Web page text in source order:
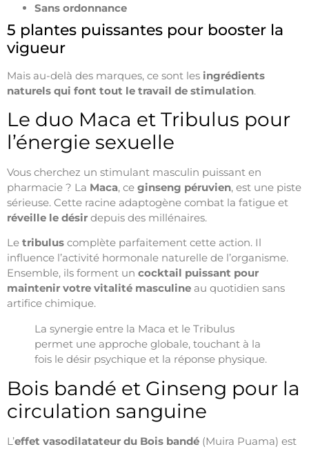
Sans ordonnance
5 plantes puissantes pour booster la
vigueur
Mais au-delà des marques, ce sont les ingrédients
naturels qui font tout le travail de stimulation.
Le duo Maca et Tribulus pour
l’énergie sexuelle
Vous cherchez un stimulant masculin puissant en
pharmacie ? La Maca, ce ginseng péruvien, est une piste
sérieuse. Cette racine adaptogène combat la fatigue et
réveille le désir depuis des millénaires.
Le tribulus complète parfaitement cette action. Il
influence l’activité hormonale naturelle de l’organisme.
Ensemble, ils forment un cocktail puissant pour
maintenir votre vitalité masculine au quotidien sans
artifice chimique.
La synergie entre la Maca et le Tribulus
permet une approche globale, touchant à la
fois le désir psychique et la réponse physique.
Bois bandé et Ginseng pour la
circulation sanguine
L’effet vasodilatateur du Bois bandé (Muira Puama) est